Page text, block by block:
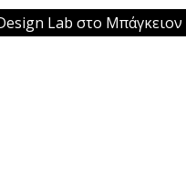
στο Μπάγκειον | 11-13